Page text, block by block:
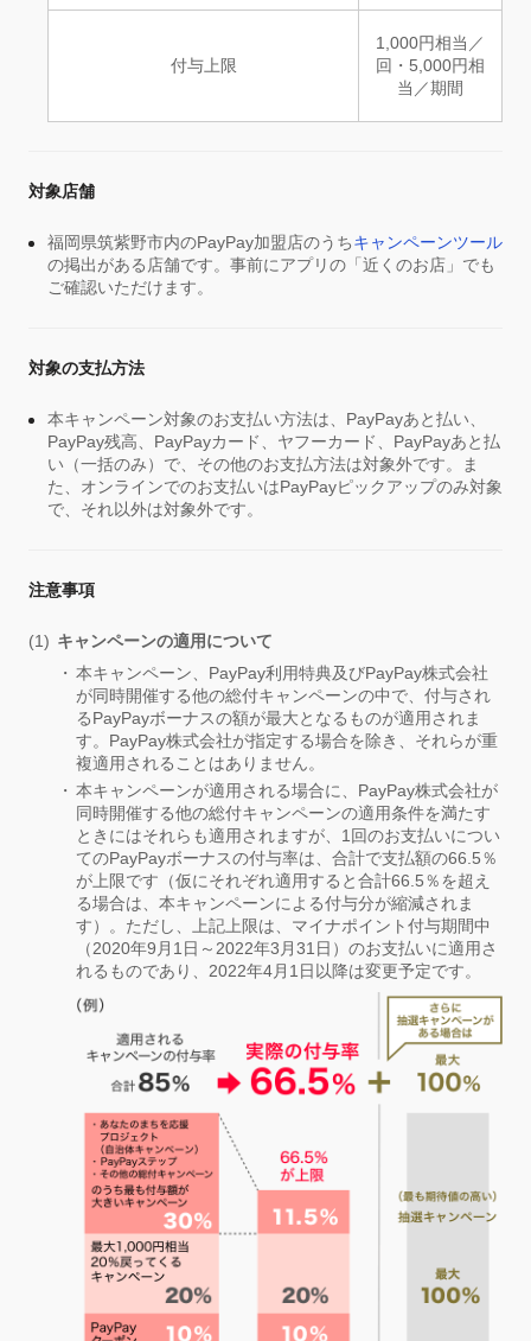
付与上限
1,000円相当／
回・5,000円相
当／期間
対象店舗
福岡県筑紫野市内のPayPay加盟店のうちキャンペーンツール
の掲出がある店舗です。事前にアプリの「近くのお店」でも
ご確認いただけます。
対象の支払方法
本キャンペーン対象のお支払い方法は、PayPayあと払い、
PayPay残高、PayPayカード、ヤフーカード、PayPayあと払
い（一括のみ）で、その他のお支払方法は対象外です。ま
た、オンラインでのお支払いはPayPayピックアップのみ対象
で、それ以外は対象外です。
注意事項
キャンペーンの適用について
本キャンペーン、PayPay利用特典及びPayPay株式会社
が同時開催する他の総付キャンペーンの中で、付与され
るPayPayボーナスの額が最大となるものが適用されま
す。PayPay株式会社が指定する場合を除き、それらが重
複適用されることはありません。
本キャンペーンが適用される場合に、PayPay株式会社が
同時開催する他の総付キャンペーンの適用条件を満たす
ときにはそれらも適用されますが、1回のお支払いについ
てのPayPayボーナスの付与率は、合計で支払額の66.5％
が上限です（仮にそれぞれ適用すると合計66.5％を超え
る場合は、本キャンペーンによる付与分が縮減されま
す）。ただし、上記上限は、マイナポイント付与期間中
（2020年9月1日～2022年3月31日）のお支払いに適用さ
れるものであり、2022年4月1日以降は変更予定です。